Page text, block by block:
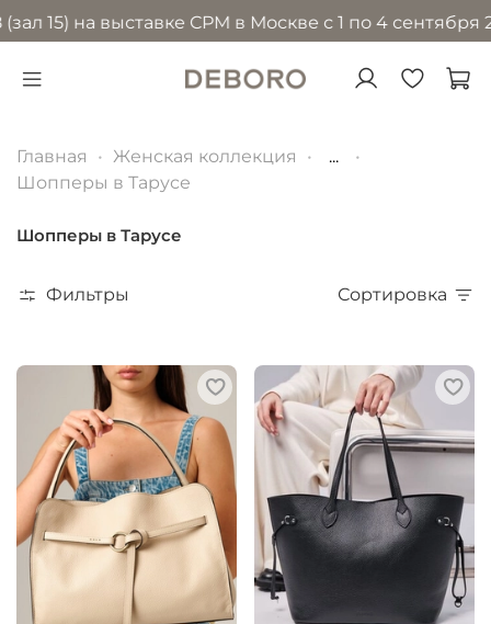
выставке CPM в Москве с 1 по 4 сентября 2026
Главная Женская коллекция
...
Шопперы в Тарусе
Шопперы в Тарусе
Фильтры Сортировка